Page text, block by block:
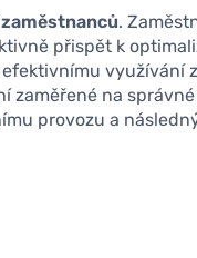
.
přispět k
využívání
zaměřené na
provozu a